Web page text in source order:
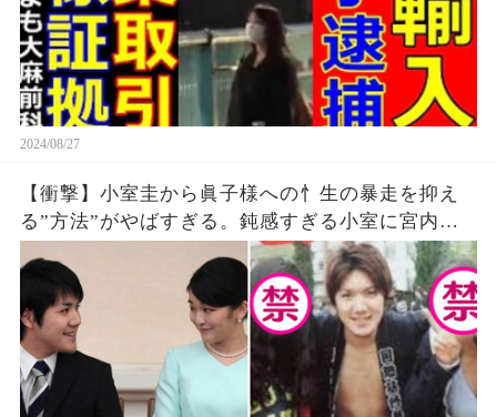
2024/08/27
【衝撃】小室圭から眞子様への忄生の暴走を抑え
る”方法”がやばすぎる。鈍感すぎる小室に宮内庁